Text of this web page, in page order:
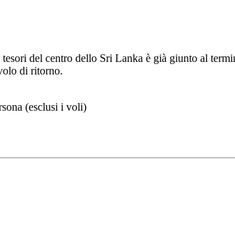
del centro dello Sri Lanka è già giunto al
di ritorno.
(esclusi i voli)